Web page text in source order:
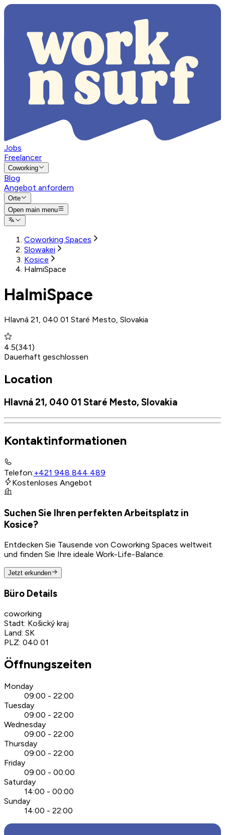
Jobs
Freelancer
Coworking
Blog
Angebot anfordern
Orte
Open main menu
Coworking Spaces
Slowakei
Kosice
HalmiSpace
HalmiSpace
Hlavná 21, 040 01 Staré Mesto, Slovakia
4.5(341)
Dauerhaft geschlossen
Location
Hlavná 21, 040 01 Staré Mesto, Slovakia
Kontaktinformationen
Telefon:+421 948 844 489
Kostenloses Angebot
Suchen Sie Ihren perfekten Arbeitsplatz in
Kosice?
Entdecken Sie Tausende von Coworking Spaces weltweit
und finden Sie Ihre ideale Work-Life-Balance.
Jetzt erkunden
Büro Details
coworking
Stadt: Košický kraj
Land: SK
PLZ: 040 01
Öffnungszeiten
Monday
09:00 - 22:00
Tuesday
09:00 - 22:00
Wednesday
09:00 - 22:00
Thursday
09:00 - 22:00
Friday
09:00 - 00:00
Saturday
14:00 - 00:00
Sunday
14:00 - 22:00